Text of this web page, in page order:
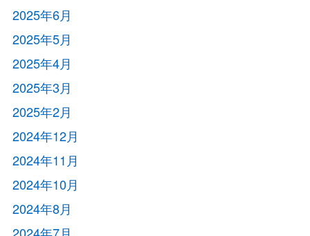
2025年6月
2025年5月
2025年4月
2025年3月
2025年2月
2024年12月
2024年11月
2024年10月
2024年8月